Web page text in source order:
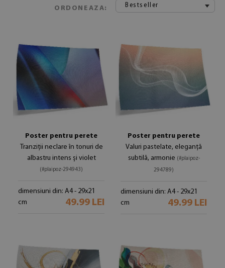
ORDONEAZA: Bestseller
Poster pentru perete
Tranziții neclare în tonuri de
albastru intens și violet
(#plaipoz-294943)
dimensiuni din: A4 - 29x21
cm
49.99 LEI
Poster pentru perete
Valuri pastelate, eleganță
subtilă, armonie (#plaipoz-
294789)
dimensiuni din: A4 - 29x21
cm
49.99 LEI